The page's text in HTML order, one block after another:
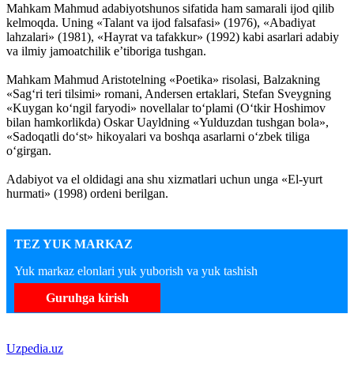
Mahkam Mahmud adabiyotshunos sifatida ham samarali ijod qilib
kelmoqda. Uning «Talant va ijod falsafasi» (1976), «Abadiyat
lahzalari» (1981), «Hayrat va tafakkur» (1992) kabi asarlari adabiy
va ilmiy jamoatchilik e’tiboriga tushgan.
Mahkam Mahmud Aristotelning «Poetika» risolasi, Balzakning
«Sag‘ri teri tilsimi» romani, Andersen ertaklari, Stefan Sveygning
«Kuygan ko‘ngil faryodi» novellalar to‘plami (O‘tkir Hoshimov
bilan hamkorlikda) Oskar Uayldning «Yulduzdan tushgan bola»,
«Sadoqatli do‘st» hikoyalari va boshqa asarlarni o‘zbek tiliga
o‘girgan.
Adabiyot va el oldidagi ana shu xizmatlari uchun unga «El-yurt
hurmati» (1998) ordeni berilgan.
TEZ YUK MARKAZ
Yuk markaz elonlari yuk yuborish va yuk tashish
Guruhga kirish
Uzpedia.uz